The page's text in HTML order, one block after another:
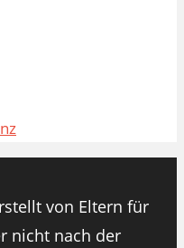
von Eltern für
nicht nach der